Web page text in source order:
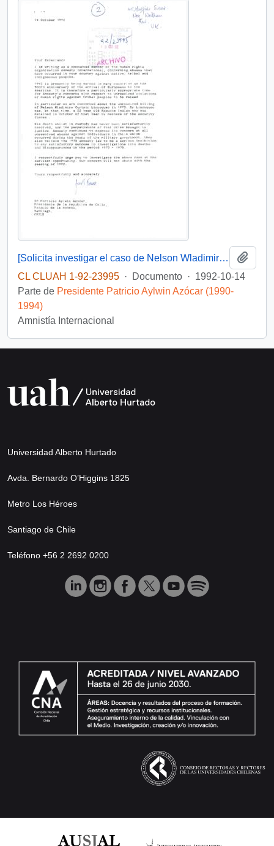
[Solicita investigar el caso de Nelson Wladimiro Curiñir]
CL CLUAH 1-92-23995 · Documento · 1992-10-14
Parte de Presidente Patricio Aylwin Azócar (1990-
1994)
Amnistía Internacional
Universidad Alberto Hurtado
Avda. Bernardo O’Higgins 1825
Metro Los Héroes
Santiago de Chile
Teléfono +56 2 2692 0200